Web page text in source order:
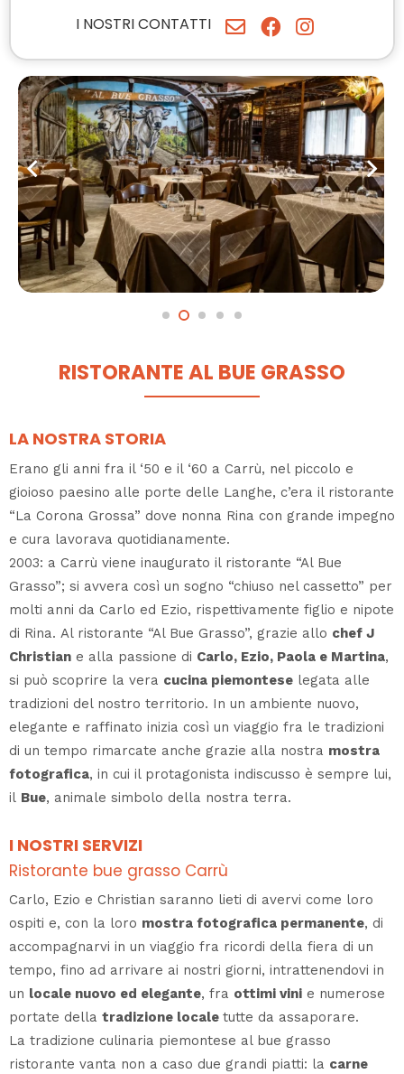
I NOSTRI CONTATTI
RISTORANTE AL BUE GRASSO
LA NOSTRA STORIA
Erano gli anni fra il ‘50 e il ‘60 a Carrù, nel piccolo e
gioioso paesino alle porte delle Langhe, c’era il ristorante
“La Corona Grossa” dove nonna Rina con grande impegno
e cura lavorava quotidianamente.
2003: a Carrù viene inaugurato il ristorante “Al Bue
Grasso”; si avvera così un sogno “chiuso nel cassetto” per
molti anni da Carlo ed Ezio, rispettivamente figlio e nipote
di Rina. Al ristorante “Al Bue Grasso”, grazie allo chef J
Christian e alla passione di Carlo, Ezio, Paola e Martina,
si può scoprire la vera cucina piemontese legata alle
tradizioni del nostro territorio. In un ambiente nuovo,
elegante e raffinato inizia così un viaggio fra le tradizioni
di un tempo rimarcate anche grazie alla nostra mostra
fotografica, in cui il protagonista indiscusso è sempre lui,
il Bue, animale simbolo della nostra terra.
I NOSTRI SERVIZI
Ristorante bue grasso Carrù
Carlo, Ezio e Christian saranno lieti di avervi come loro
ospiti e, con la loro mostra fotografica permanente, di
accompagnarvi in un viaggio fra ricordi della fiera di un
tempo, fino ad arrivare ai nostri giorni, intrattenendovi in
un locale nuovo ed elegante, fra ottimi vini e numerose
portate della tradizione locale tutte da assaporare.
La tradizione culinaria piemontese al bue grasso
ristorante vanta non a caso due grandi piatti: la carne